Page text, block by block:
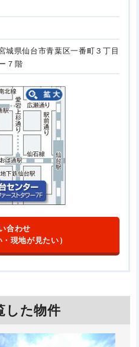
県仙台市青葉区一番町３丁目
７階
合わせ
・現地が見たい）
した物件